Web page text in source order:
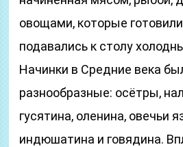
овощами, которые
подавались к столу
Начинки в Средние века
разнообразные: осётры,
гусятина, оленина, овечьи
индюшатина и говядина.